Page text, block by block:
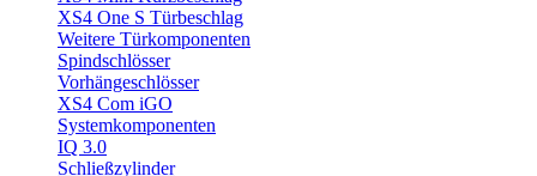
XS4 One S Türbeschlag
Weitere Türkomponenten
Spindschlösser
Vorhängeschlösser
XS4 Com iGO
Systemkomponenten
IQ 3.0
Schließzylinder